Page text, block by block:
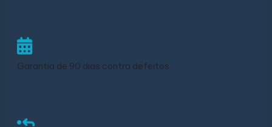
Garantia de 90 dias contra defeitos